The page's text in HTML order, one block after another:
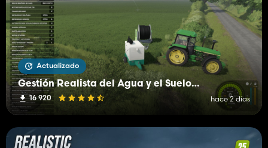
Actualizado
Gestión Realista del Agua y el Suelo (RWSM)
16 920 hace 2 días